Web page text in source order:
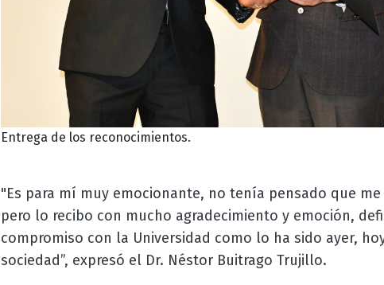
Entrega de los reconocimientos.
"Es para mí muy emocionante, no tenía pensado que
pero lo recibo con mucho agradecimiento y emoción,
compromiso con la Universidad como lo ha sido ayer,
sociedad”, expresó el Dr. Néstor Buitrago Trujillo.